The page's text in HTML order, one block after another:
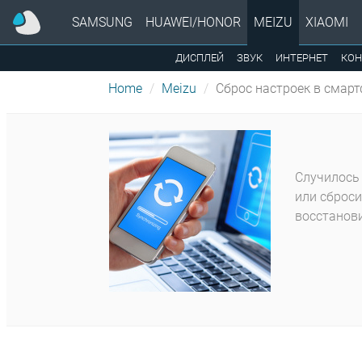
SAMSUNG HUAWEI/HONOR MEIZU
ДИСПЛЕЙ ЗВУК ИНТЕРНЕТ
XIAOMI
Home Meizu Сброс настроек в
или